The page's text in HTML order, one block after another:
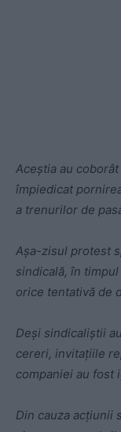
Aceștia au
împiedicat
a trenurilor de
Așa-zisul protest
sindicală, în
orice tentativă de
Deși sindicaliștii
cereri, invitațiile
companiei au fost
Din cauza acțiunii